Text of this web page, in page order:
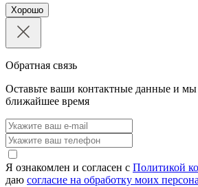
Хорошо
Обратная связь
Оставьте ваши контактные данные и
ближайшее время
Я ознакомлен и согласен с Политикой
даю согласие на обработку моих